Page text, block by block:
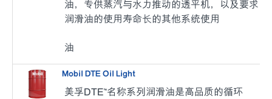
油，专供蒸汽与水力推动的透平机，以及要求
润滑油的使用寿命长的其他系统使用
油
Mobil DTE Oil Light
美孚DTE™名称系列润滑油是高品质的循环